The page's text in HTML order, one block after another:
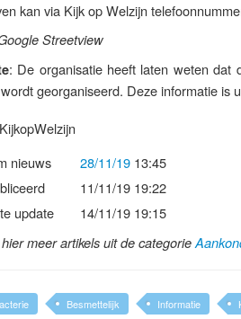
kan via Kijk op Welzijn
Streetview
: De organisatie heeft laten weten dat
georganiseerd. Deze informatie is
KijkopWelzijn
nieuws
28/11/19 13:45
11/11/19 19:22
update
14/11/19 19:15
meer artikels uit de categorie
Besmettelijk Informatie